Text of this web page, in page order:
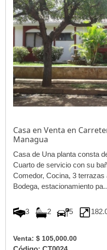
Casa en Venta en
Managua
Casa de Una planta consta
Cuarto de servicio con su
Comedor, Cocina, 3
Bodega, estacionamiento
3 2 5
Venta: $ 105,000.00